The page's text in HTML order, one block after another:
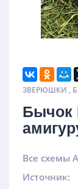
ЗВЕРЮШКИ ,
Бычок
Все схемы
Источник: